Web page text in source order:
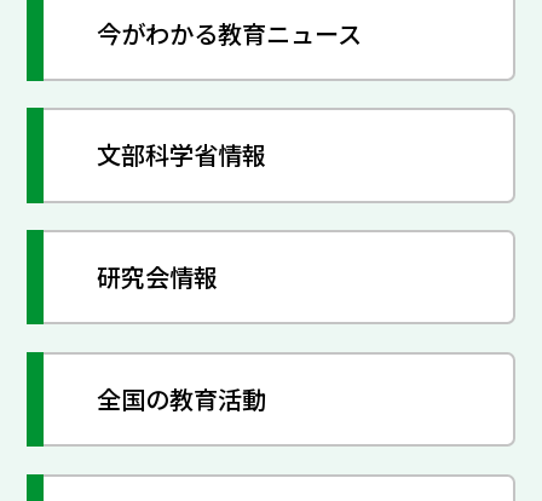
今がわかる教育ニュース
文部科学省情報
研究会情報
全国の教育活動